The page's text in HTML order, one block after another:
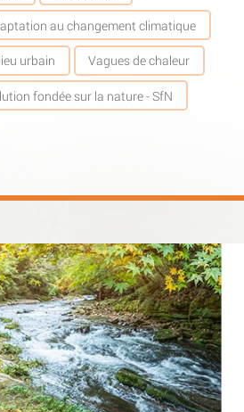
au changement climatique
urbain Vagues de chaleur
fondée sur la nature - SfN